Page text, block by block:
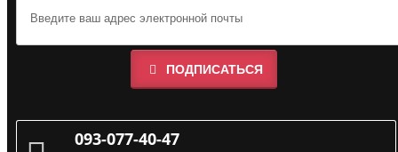
ПОДПИСАТЬСЯ
093-077-40-47